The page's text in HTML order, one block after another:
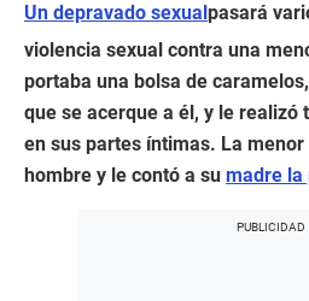
Un depravado sexual pasará
violencia sexual contra una
portaba una bolsa de
que se acerque a él, y le realizó
en sus partes íntimas. La
hombre y le contó a su madre la